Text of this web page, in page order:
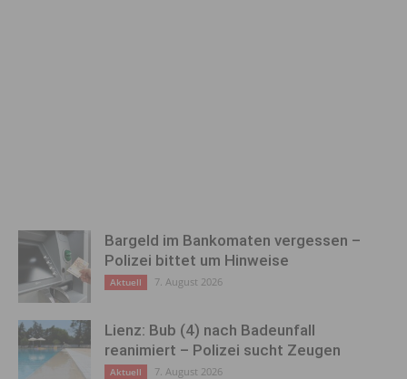
Bargeld im Bankomaten vergessen –
Polizei bittet um Hinweise
Aktuell 7. August 2026
Lienz: Bub (4) nach Badeunfall
reanimiert – Polizei sucht Zeugen
Aktuell 7. August 2026